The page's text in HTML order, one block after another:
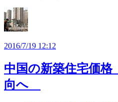
2016/7/19 12:12
中国の新築住宅価
向へ